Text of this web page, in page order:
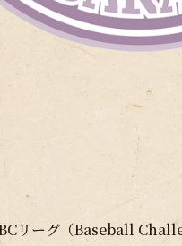
リーグ（Baseball